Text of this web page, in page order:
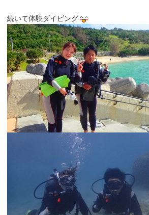
続いて体験ダイビング